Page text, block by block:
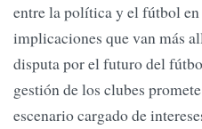
entre la política y el fútbol
implicaciones que van más
disputa por el futuro del
gestión de los clubes
escenario cargado de